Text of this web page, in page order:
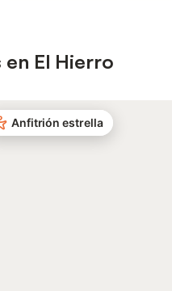
El Hierro
Anfitrión estrella